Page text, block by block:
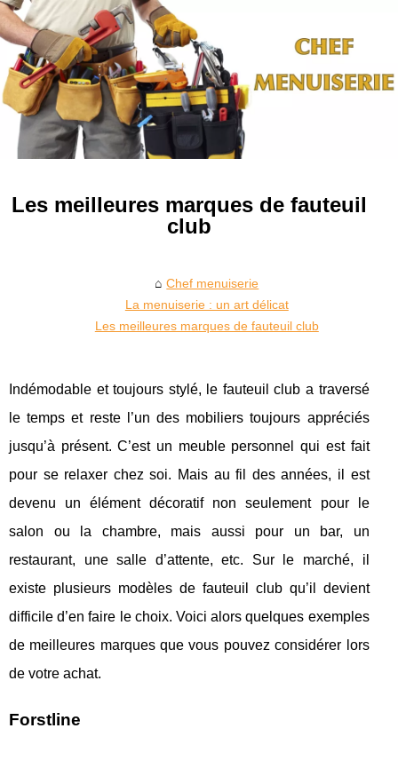
Les meilleures marques de fauteuil
club
Chef menuiserie
La menuiserie : un art délicat
Les meilleures marques de fauteuil club
Indémodable et toujours stylé, le fauteuil club a traversé
le temps et reste l’un des mobiliers toujours appréciés
jusqu’à présent. C’est un meuble personnel qui est fait
pour se relaxer chez soi. Mais au fil des années, il est
devenu un élément décoratif non seulement pour le
salon ou la chambre, mais aussi pour un bar, un
restaurant, une salle d’attente, etc. Sur le marché, il
existe plusieurs modèles de fauteuil club qu’il devient
difficile d’en faire le choix. Voici alors quelques exemples
de meilleures marques que vous pouvez considérer lors
de votre achat.
Forstline